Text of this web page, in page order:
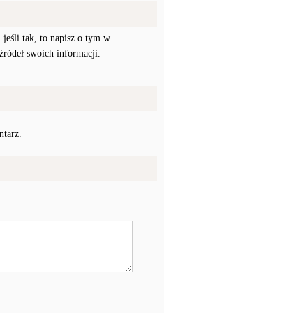
jeśli tak, to napisz o tym w
swoich informacji.